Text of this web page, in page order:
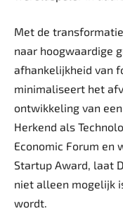
Met de
naar hoogwaardige
afhankelijkheid van
minimaliseert het
ontwikkeling van
Herkend als
Economic Forum en
Startup Award, laat
niet alleen mogelijk
wordt.